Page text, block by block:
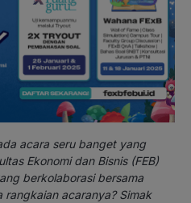
acara seru banget yang
Ekonomi dan Bisnis (FEB)
berkolaborasi bersama
rangkaian acaranya? Simak